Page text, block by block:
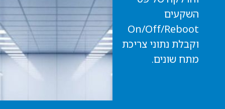
השקעים
On/Off/Reboot
וקבלת נתוני צריכת
מתח שונים.